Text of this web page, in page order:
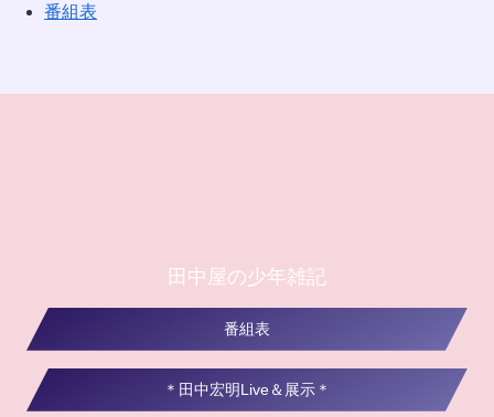
番組表
田中屋の少年雑記
番組表
＊田中宏明Live＆展示＊